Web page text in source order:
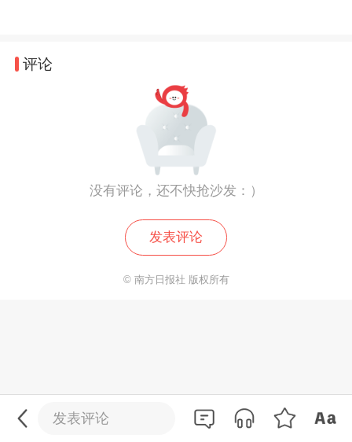
评论
没有评论，还不快抢沙发：）
发表评论
© 南方日报社 版权所有
发表评论 发送